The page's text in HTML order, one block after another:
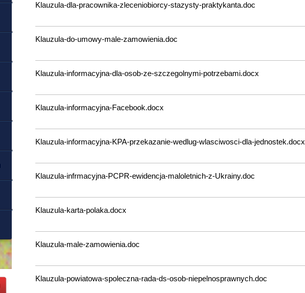
Klauzula-dla-pracownika-zleceniobiorcy-stazysty-praktykanta.doc
Klauzula-do-umowy-male-zamowienia.doc
Klauzula-informacyjna-dla-osob-ze-szczegolnymi-potrzebami.docx
Klauzula-informacyjna-Facebook.docx
Klauzula-informacyjna-KPA-przekazanie-wedlug-wlasciwosci-dla-jednostek.docx
Klauzula-infrmacyjna-PCPR-ewidencja-maloletnich-z-Ukrainy.doc
Klauzula-karta-polaka.docx
Klauzula-male-zamowienia.doc
Klauzula-powiatowa-spoleczna-rada-ds-osob-niepelnosprawnych.doc